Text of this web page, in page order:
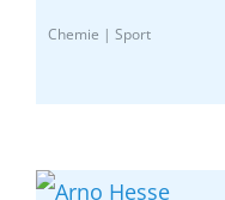
Chemie | Sport